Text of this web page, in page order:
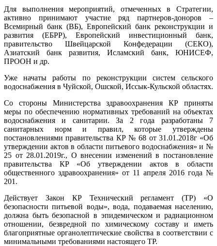
Для выполнения мероприятий, отмеченных в Стратегии,
активно принимают участие ряд партнеров-доноров –
Всемирный банк (ВБ), Европейский банк реконструкции и
развития (ЕБРР), Европейский инвестиционный банк,
правительство Швейцарской Конфедерации (СЕКО),
Азиатский банк развития, Исламский банк, ЮНИСЕФ,
ПРООН и др.
Уже начаты работы по реконструкции систем сельского
водоснабжения в Чуйской, Ошской, Иссык-Кульской областях.
Со стороны Министерства здравоохранения КР приняты
меры по обеспечению нормативных требований на объектах
водоснабжения и санитарии. За 2 года разработаны 7
санитарных норм и правил, которые утверждены
постановлениями правительства КР № 68 от 31.01.2018г «Об
утверждении актов в области питьевого водоснабжения» и №
25 от 28.01.2019г., О внесении изменений в постановление
правительства КР «Об утверждении актов в области
общественного здравоохранения» от 11 апреля 2016 года №
201.
Действует Закон КР Технический регламент (ТР) «О
безопасности питьевой воды», вода, подаваемая населению,
должна быть безопасной в эпидемическом и радиационном
отношении, безвредной по химическому составу и иметь
благоприятные органолептические свойства в соответствии с
минимальными требованиями настоящего ТР.